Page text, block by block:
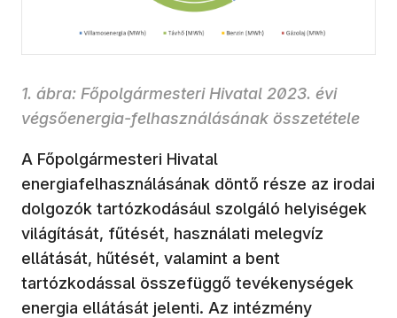
1. ábra: Főpolgármesteri Hivatal 2023. évi
végsőenergia-felhasználásának összetétele
A Főpolgármesteri Hivatal
energiafelhasználásának döntő része az irodai
dolgozók tartózkodásául szolgáló helyiségek
világítását, fűtését, használati melegvíz
ellátását, hűtését, valamint a bent
tartózkodással összefüggő tevékenységek
energia ellátását jelenti. Az intézmény